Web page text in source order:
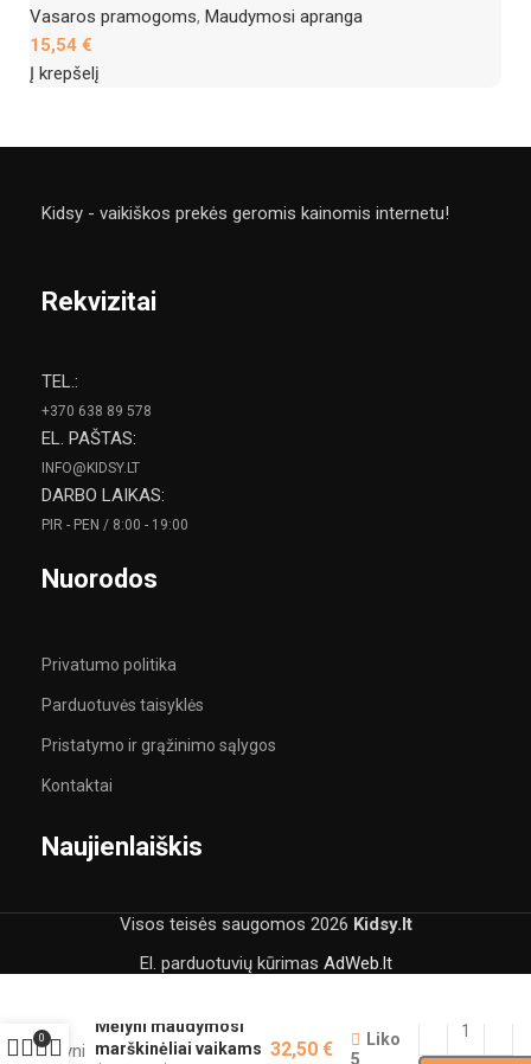
Vasaros pramogoms, Maudymosi apranga
15,54 €
Į krepšelį
Kidsy - vaikiškos prekės geromis kainomis internetu!
Rekvizitai
TEL.:
+370 638 89 578
EL. PAŠTAS:
INFO@KIDSY.LT
DARBO LAIKAS:
PIR - PEN / 8:00 - 19:00
Nuorodos
Privatumo politika
Parduotuvės taisyklės
Pristatymo ir grąžinimo sąlygos
Kontaktai
Naujienlaiškis
Visos teisės saugomos 2026 Kidsy.lt
El. parduotuvių kūrimas AdWeb.lt
Mėlyni maudymosi
marškinėliai vaikams 32,50 €
Liko
5
0